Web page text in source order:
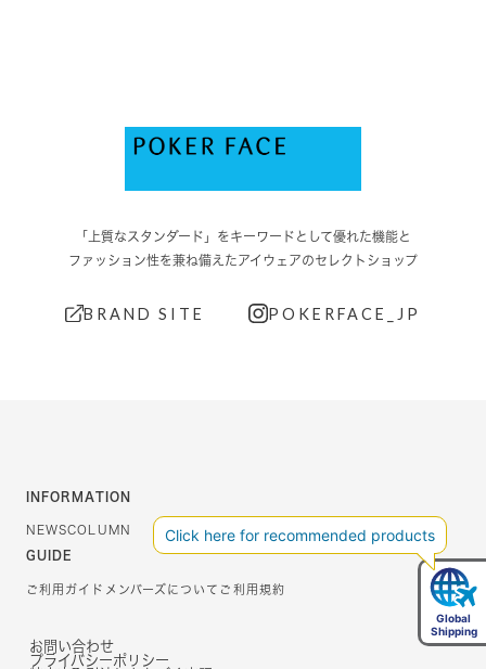
「上質なスタンダード」をキーワードとして優れた機能と
ファッション性を兼ね備えたアイウェアのセレクトショップ
BRAND SITE POKERFACE_JP
INFORMATION
NEWSCOLUMN
GUIDE
ご利用ガイド メンバーズについて ご利用規約
お問い合わせ
プライバシーポリシー